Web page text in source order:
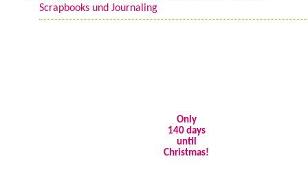
Scrapbooks und Journaling
Only
140 days
until
Christmas!